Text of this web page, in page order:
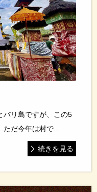
バリ島ですが、この5
だ今年は村で...
続きを見る